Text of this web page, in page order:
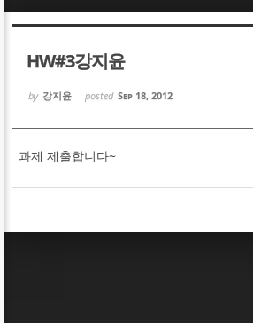
HW#3강지윤
by 강지윤 posted Sep 18, 2012
과제 제출합니다~
Sketchbook5, 스케치
Sketchbook5, 스케
Sketchbook5, 스케치
Sketchbook5, 스케